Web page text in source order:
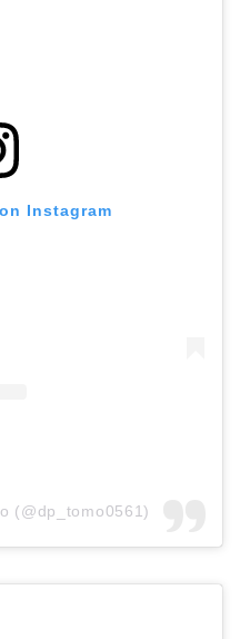
Instagram
(@dp_tomo0561)